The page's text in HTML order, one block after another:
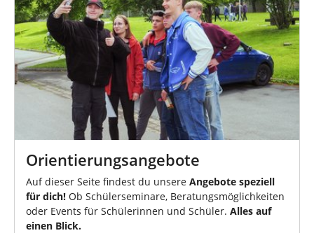
Orientierungsangebote
Auf dieser Seite findest du unsere Angebote speziell
für dich! Ob Schülerseminare, Beratungsmöglichkeiten
oder Events für Schülerinnen und Schüler. Alles auf
einen Blick.